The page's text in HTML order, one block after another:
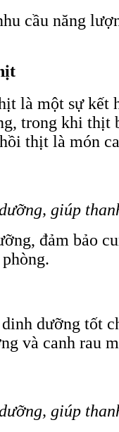
cầu năng
là một sự kết
trong khi thịt
thịt là món
giúp
đảm bảo
dưỡng tốt
và canh rau
giúp